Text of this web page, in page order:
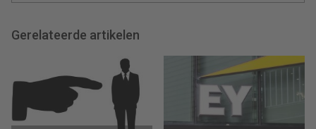
Gerelateerde artikelen